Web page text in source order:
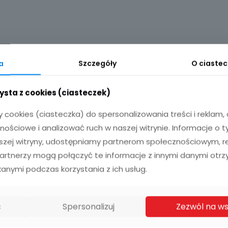
pakiet internetu radiowego. Pakiet ten oferuje
ze sprzętu firmy Cambium. Ofertę na nowy pakiet
Szczegóły O
z cookies (ciasteczek)
cookies (ciasteczka) do spersonalizowania treści i
i analizować ruch w naszej witrynie. Informacje o
witryny, udostępniamy partnerom społecznościowym,
mogą połączyć te informacje z innymi danymi
podczas korzystania z ich usług.
Spersonalizuj Zezwól na